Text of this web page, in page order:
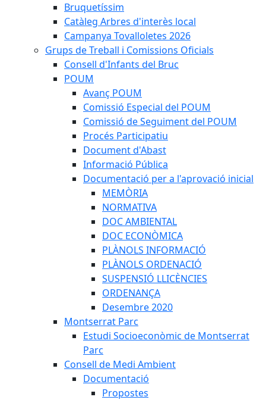
Bruquetíssim
Catàleg Arbres d'interès local
Campanya Tovalloletes 2026
Grups de Treball i Comissions Oficials
Consell d'Infants del Bruc
POUM
Avanç POUM
Comissió Especial del POUM
Comissió de Seguiment del POUM
Procés Participatiu
Document d'Abast
Informació Pública
Documentació per a l'aprovació inicial
MEMÒRIA
NORMATIVA
DOC AMBIENTAL
DOC ECONÒMICA
PLÀNOLS INFORMACIÓ
PLÀNOLS ORDENACIÓ
SUSPENSIÓ LLICÈNCIES
ORDENANÇA
Desembre 2020
Montserrat Parc
Estudi Socioeconòmic de Montserrat
Parc
Consell de Medi Ambient
Documentació
Propostes